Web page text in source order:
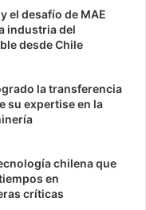
el desafío de MAE
industria del
desde Chile
la transferencia
su expertise en la
chilena que
en
críticas